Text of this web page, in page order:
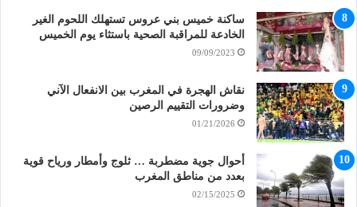
ساكنة خميس بني عروس تستهلك اللحوم الغير
الخادعة للمراقبة الصحية باستثاء يوم الخميس
09/09/2023
نقاش الهجرة في المغرب بين الانفعال الآني
وضرورات التقييم الرصين
01/21/2026
أحوال جوية مضطربة … ثلوج وأمطار ورياح قوية
بعدد من مناطق المغرب
02/15/2025